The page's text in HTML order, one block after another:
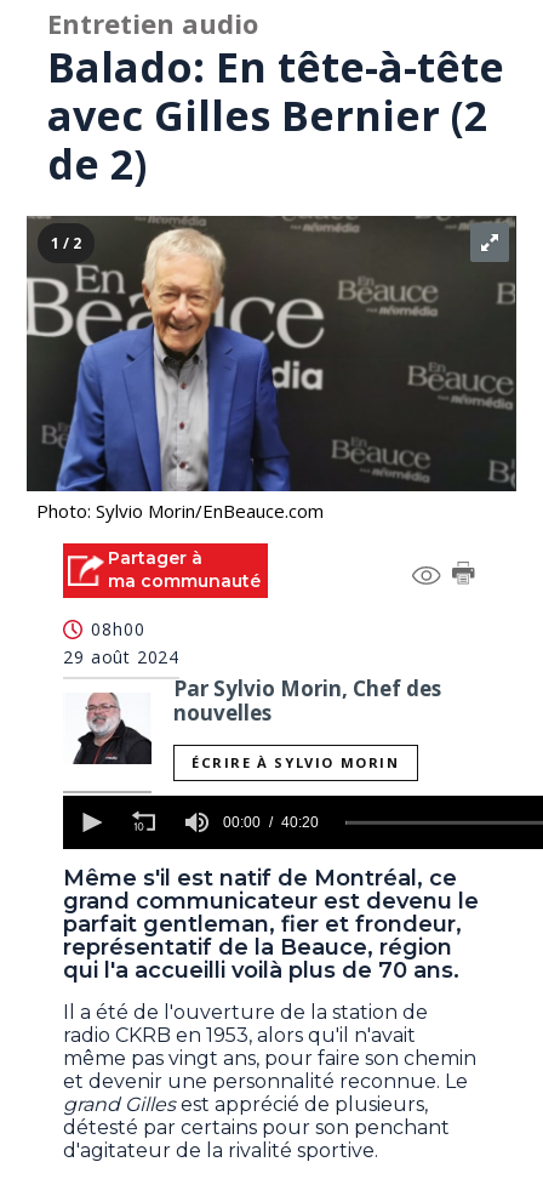
Entretien audio
Balado: En tête-à-tête
avec Gilles Bernier (2
de 2)
1 / 2
Photo: Sylvio Morin/EnBeauce.com
Partager à
ma communauté
08h00
29 août 2024
Par Sylvio Morin, Chef des
nouvelles
ÉCRIRE À SYLVIO MORIN
seconds
minutes,
20
seconds
00:00 40:20
Même s'il est natif de Montréal, ce
grand communicateur est devenu le
parfait gentleman, fier et frondeur,
représentatif de la Beauce, région
qui l'a accueilli voilà plus de 70 ans.
Il a été de l'ouverture de la station de
radio CKRB en 1953, alors qu'il n'avait
même pas vingt ans, pour faire son chemin
et devenir une personnalité reconnue. Le
grand Gillesest apprécié de plusieurs,
détesté par certains pour son penchant
d'agitateur de la rivalité sportive.